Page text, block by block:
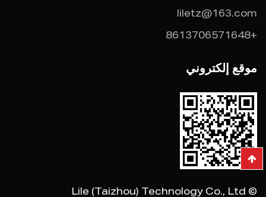
© Lile (Taizhou) Technology Co., Ltd
liletz@163.com
+8613706571648
موقع إلكتروني